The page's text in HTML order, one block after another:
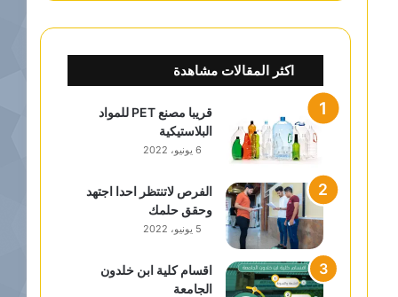
اكثر المقالات مشاهدة
قريبا مصنع PET للمواد
البلاستيكية
6 يونيو، 2022
الفرص لاتنتظر احدا اجتهد
وحقق حلمك
5 يونيو، 2022
اقسام كلية ابن خلدون
الجامعة